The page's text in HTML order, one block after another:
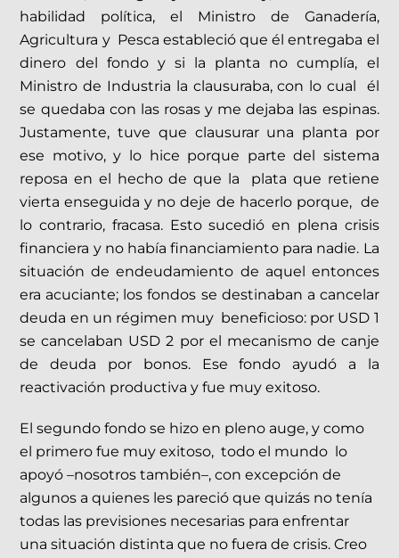
habilidad política, el Ministro de Ganadería,
Agricultura y Pesca estableció que él entregaba el
dinero del fondo y si la planta no cumplía, el
Ministro de Industria la clausuraba, con lo cual él
se quedaba con las rosas y me dejaba las espinas.
Justamente, tuve que clausurar una planta por
ese motivo, y lo hice porque parte del sistema
reposa en el hecho de que la plata que retiene
vierta enseguida y no deje de hacerlo porque, de
lo contrario, fracasa. Esto sucedió en plena crisis
financiera y no había financiamiento para nadie. La
situación de endeudamiento de aquel entonces
era acuciante; los fondos se destinaban a cancelar
deuda en un régimen muy beneficioso: por USD 1
se cancelaban USD 2 por el mecanismo de canje
de deuda por bonos. Ese fondo ayudó a la
reactivación productiva y fue muy exitoso.
El segundo fondo se hizo en pleno auge, y como
el primero fue muy exitoso, todo el mundo lo
apoyó –nosotros también–, con excepción de
algunos a quienes les pareció que quizás no tenía
todas las previsiones necesarias para enfrentar
una situación distinta que no fuera de crisis. Creo